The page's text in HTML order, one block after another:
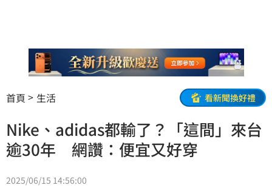
首頁 生活 看新聞換好禮
Nike、adidas都輸了？「這間」來台
逾30年 網讚：便宜又好穿
2025/06/15 14:56:00